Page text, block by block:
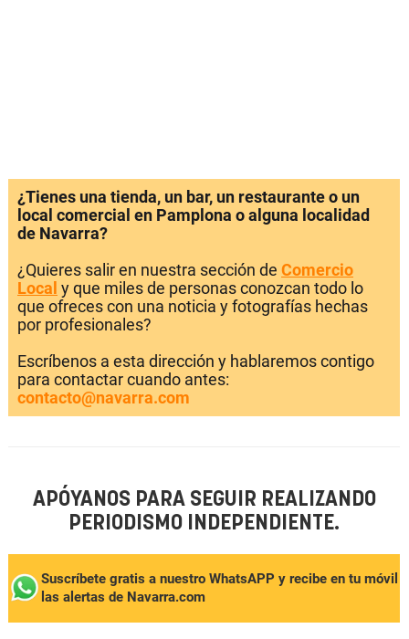
¿Tienes una tienda, un bar, un restaurante o un
local comercial en Pamplona o alguna localidad
de Navarra?
¿Quieres salir en nuestra sección de Comercio
Local y que miles de personas conozcan todo lo
que ofreces con una noticia y fotografías hechas
por profesionales?
Escríbenos a esta dirección y hablaremos contigo
para contactar cuando antes:
contacto@navarra.com
APÓYANOS PARA SEGUIR REALIZANDO
PERIODISMO INDEPENDIENTE.
Suscríbete gratis a nuestro WhatsAPP y recibe en tu móvil
las alertas de Navarra.com